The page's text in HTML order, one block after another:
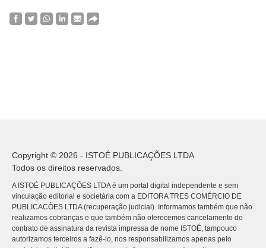
Copyright © 2026 - ISTOÉ PUBLICAÇÕES LTDA
Todos os direitos reservados.
A ISTOÉ PUBLICAÇÕES LTDA é um portal digital independente e sem
vinculação editorial e societária com a EDITORA TRES COMÉRCIO DE
PUBLICACÕES LTDA (recuperação judicial). Informamos também que não
realizamos cobranças e que também não oferecemos cancelamento do
contrato de assinatura da revista impressa de nome ISTOÉ, tampouco
autorizamos terceiros a fazê-lo, nos responsabilizamos apenas pelo